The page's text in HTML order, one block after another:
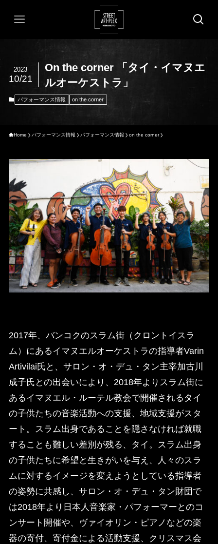
On the corner 「タイ・イマヌエ
ルオーケストラ」
2023
10/21
パフォーマンス情報 on the corner
Home パフォーマンス情報 パフォーマンス情報 on the corner
2017年、バンコクのスラム街（クロントイスラ
ム）にあるイマヌエルオーケストラの指導者Varin
Artivilai氏と、サロン・オ・デュ・タン主宰加古川
成子氏との出会いにより、2018年よりスラム街に
あるイマヌエル・ルーテル教会で開催されるタイ
の子供たちの音楽活動への支援、地域支援がスタ
ート。スラム出身であることを隠さなければ就職
することも難しい差別が残る、タイ。スラム出身
の子供たちに希望と生きがいを与え、人々のスラ
ムに対するイメージを変えようとしている指導者
の姿勢に共感し、サロン・オ・デュ・タン財団で
は2018年より日本人音楽家・パフォーマーとのコ
ンサート開催や、ヴァイオリン・ピアノなどの楽
器の寄付、寄付金による活動支援、クリスマス会